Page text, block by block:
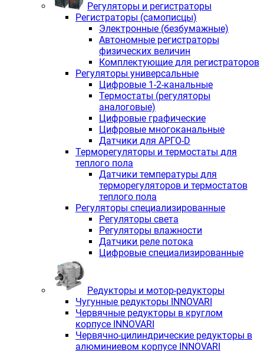
Регуляторы и регистраторы
Регистраторы (самописцы)
Электронные (безбумажные)
Автономные регистраторы
физических величин
Комплектующие для регистраторов
Регуляторы универсальные
Цифровые 1-2-канальные
Термостаты (регуляторы
аналоговые)
Цифровые графические
Цифровые многоканальные
Датчики для АРГО-D
Терморегуляторы и термостаты для
теплого пола
Датчики температуры для
терморегуляторов и термостатов
теплого пола
Регуляторы специализированные
Регуляторы света
Регуляторы влажности
Датчики реле потока
Цифровые специализированные
Редукторы и мотор-редукторы
Чугунные редукторы INNOVARI
Червячные редукторы в круглом
корпусе INNOVARI
Червячно-цилиндрические редукторы в
алюминиевом корпусе INNOVARI